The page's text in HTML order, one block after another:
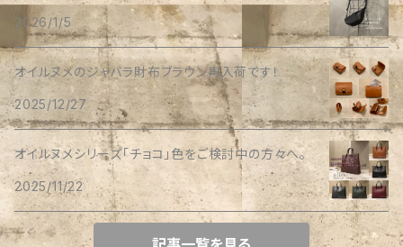
2026/1/5
オイルヌメのジャバラ財布ブラウン再入荷です！
2025/12/27
オイルヌメシリーズ「チョコ」色をご検討中の方々へ。
2025/11/22